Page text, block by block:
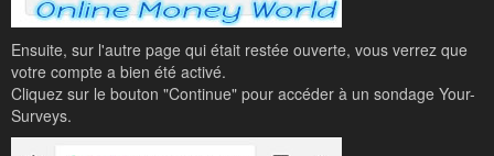
Ensuite, sur l'autre page qui était restée ouverte, vous verrez que
votre compte a bien été activé.
Cliquez sur le bouton "Continue" pour accéder à un sondage Your-
Surveys.